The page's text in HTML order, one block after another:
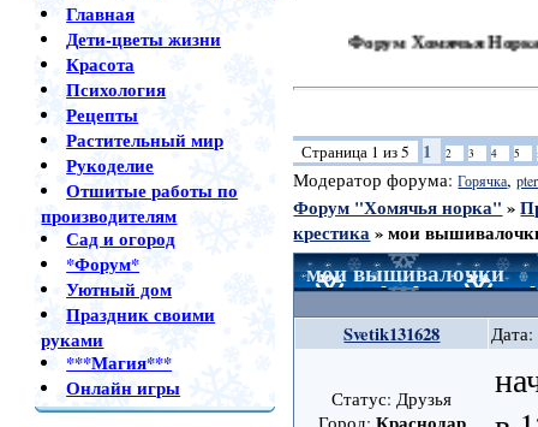
Главная
Дети-цветы жизни
Красота
Психология
Рецепты
Растительный мир
Рукоделие
Отшитые работы по
производителям
Сад и огород
*Форум*
Уютный дом
Праздник своими
руками
***Магия***
Онлайн игры
Форум Хомячья Норка
Страница 1 из5 1 2 3 4 5
Модератор форума:Горячка,
Форум "Хомячья норка" »
крестика » мои
мои вышивалочки
Svetik131628 Дата:
Статус: Друзья